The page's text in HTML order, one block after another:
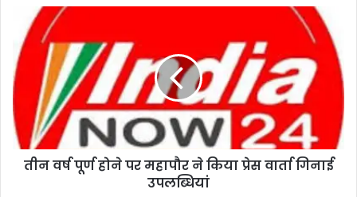
तीन वर्ष पूर्ण होने पर महापौर ने किया प्रेस वार्ता गिनाई
उपलब्धियां